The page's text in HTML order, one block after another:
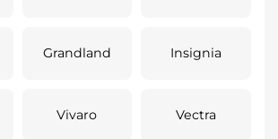
Grandland Insignia
Vivaro Vectra